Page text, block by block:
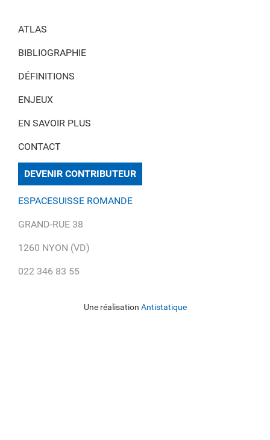
ATLAS
BIBLIOGRAPHIE
DÉFINITIONS
ENJEUX
EN SAVOIR PLUS
CONTACT
DEVENIR CONTRIBUTEUR
ESPACESUISSE ROMANDE
GRAND-RUE 38
1260 NYON (VD)
022 346 83 55
Une réalisation Antistatique